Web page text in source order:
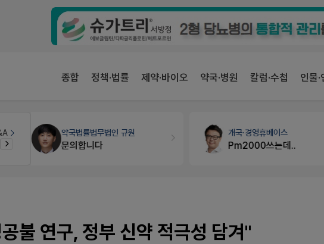
종합 정책·법률 제약·바이오 약국·병원 칼럼·수첩 인물·
개국·경영휴베이스
Pm2000쓰는데..
약국대출메디라이프
불 연구, 정부 신약 적극성 담겨"